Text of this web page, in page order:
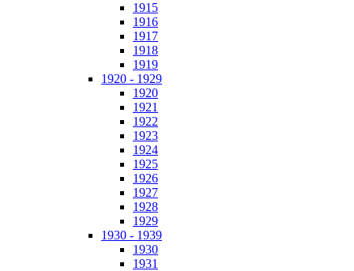
1915
1916
1917
1918
1919
1920 - 1929
1920
1921
1922
1923
1924
1925
1926
1927
1928
1929
1930 - 1939
1930
1931